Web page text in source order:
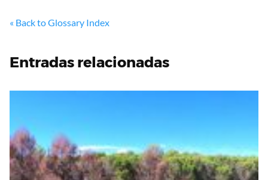
« Back to Glossary Index
Entradas relacionadas